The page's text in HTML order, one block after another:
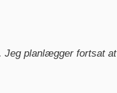
Jeg planlægger fortsat at